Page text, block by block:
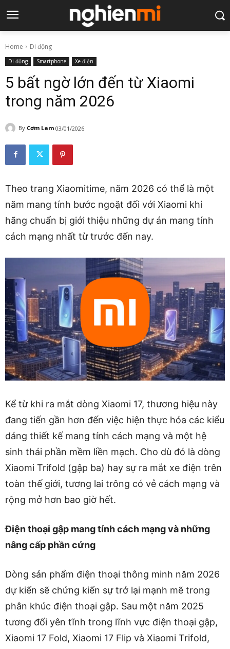
Home Di động
Di động Smartphone Xe điện
5 bất ngờ lớn đến từ Xiaomi
trong năm 2026
By Cơm Lam 03/01/2026
Theo trang Xiaomitime, năm 2026 có thể là một
năm mang tính bước ngoặt đối với Xiaomi khi
hãng chuẩn bị giới thiệu những dự án mang tính
cách mạng nhất từ ​​trước đến nay.
Kể từ khi ra mắt dòng Xiaomi 17, thương hiệu này
đang tiến gần hơn đến việc hiện thực hóa các kiểu
dáng thiết kế mang tính cách mạng và một hệ
sinh thái phần mềm liền mạch. Cho dù đó là dòng
Xiaomi Trifold (gập ba) hay sự ra mắt xe điện trên
toàn thế giới, tương lai trông có vẻ cách mạng và
rộng mở hơn bao giờ hết.
Điện thoại gập mang tính cách mạng và những
nâng cấp phần cứng
Dòng sản phẩm điện thoại thông minh năm 2026
dự kiến ​​sẽ chứng kiến ​​sự trở lại mạnh mẽ trong
phân khúc điện thoại gập. Sau một năm 2025
tương đối yên tĩnh trong lĩnh vực điện thoại gập,
Xiaomi 17 Fold, Xiaomi 17 Flip và Xiaomi Trifold,